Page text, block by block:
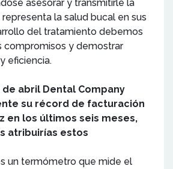
asesorar y transmitirle la
la salud bucal en sus
del tratamiento debemos
compromisos y demostrar
eficiencia.
de abril Dental Company
su récord de facturación
en los últimos seis meses,
atribuirías estos
un termómetro que mide el